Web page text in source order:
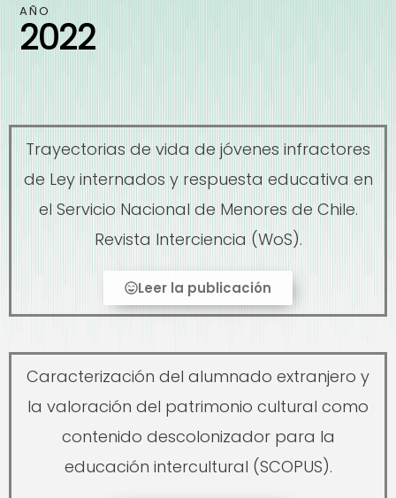
AÑO
2022
Trayectorias de vida de jóvenes infractores
de Ley internados y respuesta educativa en
el Servicio Nacional de Menores de Chile.
Revista Interciencia (WoS).
Leer la publicación
Caracterización del alumnado extranjero y
la valoración del patrimonio cultural como
contenido descolonizador para la
educación intercultural (SCOPUS).